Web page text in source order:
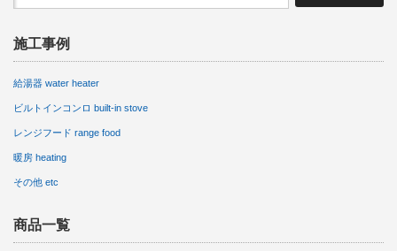
施工事例
給湯器 water heater
ビルトインコンロ built-in stove
レンジフード range food
暖房 heating
その他 etc
商品一覧